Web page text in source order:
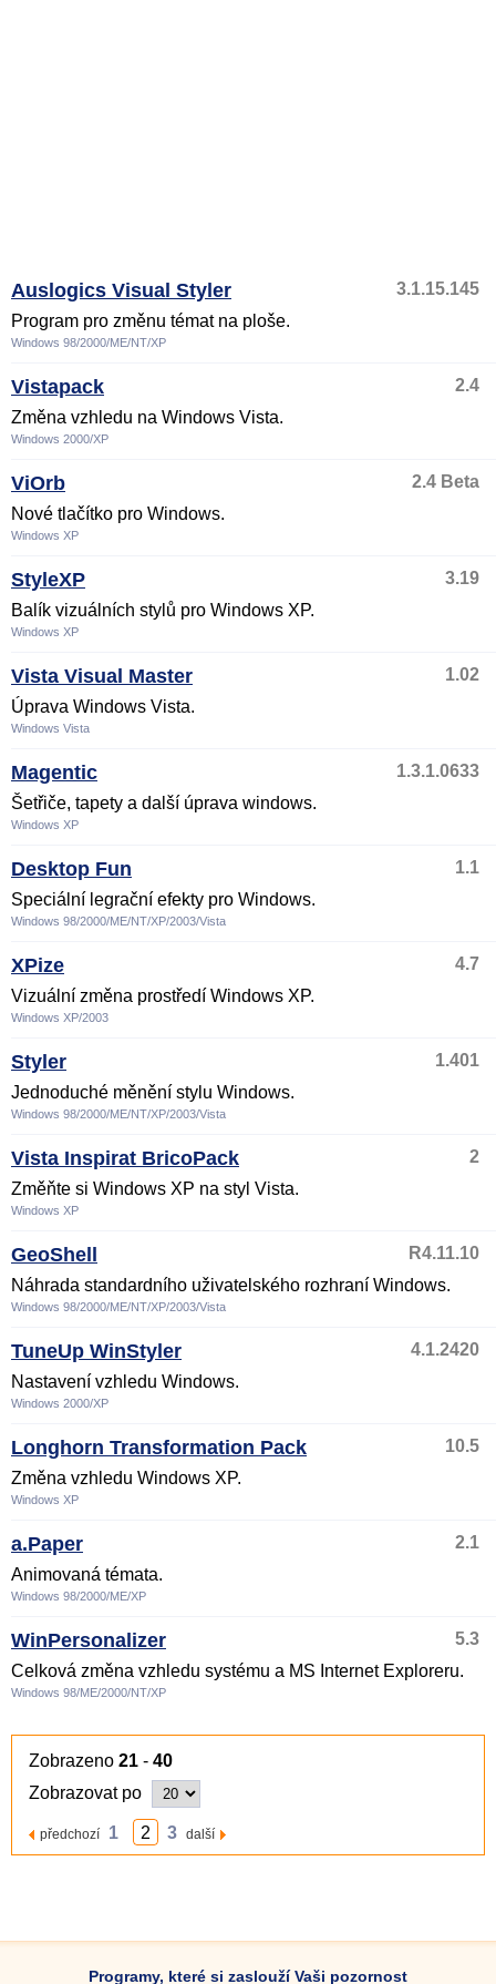
Auslogics Visual Styler
3.1.15.145
Program pro změnu témat na ploše.
Windows 98/2000/ME/NT/XP
Vistapack
2.4
Změna vzhledu na Windows Vista.
Windows 2000/XP
ViOrb
2.4 Beta
Nové tlačítko pro Windows.
Windows XP
StyleXP
3.19
Balík vizuálních stylů pro Windows XP.
Windows XP
Vista Visual Master
1.02
Úprava Windows Vista.
Windows Vista
Magentic
1.3.1.0633
Šetřiče, tapety a další úprava windows.
Windows XP
Desktop Fun
1.1
Speciální legrační efekty pro Windows.
Windows 98/2000/ME/NT/XP/2003/Vista
XPize
4.7
Vizuální změna prostředí Windows XP.
Windows XP/2003
Styler
1.401
Jednoduché měnění stylu Windows.
Windows 98/2000/ME/NT/XP/2003/Vista
Vista Inspirat BricoPack
2
Změňte si Windows XP na styl Vista.
Windows XP
GeoShell
R4.11.10
Náhrada standardního uživatelského rozhraní Windows.
Windows 98/2000/ME/NT/XP/2003/Vista
TuneUp WinStyler
4.1.2420
Nastavení vzhledu Windows.
Windows 2000/XP
Longhorn Transformation Pack
10.5
Změna vzhledu Windows XP.
Windows XP
a.Paper
2.1
Animovaná témata.
Windows 98/2000/ME/XP
WinPersonalizer
5.3
Celková změna vzhledu systému a MS Internet Exploreru.
Windows 98/ME/2000/NT/XP
Zobrazeno 21 - 40
Zobrazovat po
předchozí 1 2 3 další
Programy, které si zaslouží Vaši pozornost